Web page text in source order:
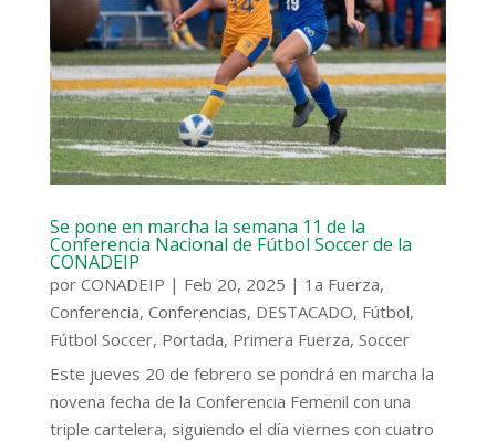
Se pone en marcha la semana 11 de la
Conferencia Nacional de Fútbol Soccer de la
CONADEIP
por CONADEIP | Feb 20, 2025 | 1a Fuerza,
Conferencia, Conferencias, DESTACADO, Fútbol,
Fútbol Soccer, Portada, Primera Fuerza, Soccer
Este jueves 20 de febrero se pondrá en marcha la
novena fecha de la Conferencia Femenil con una
triple cartelera, siguiendo el día viernes con cuatro